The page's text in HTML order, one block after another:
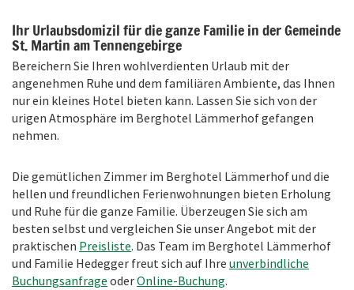
Ihr Urlaubsdomizil für die ganze Familie in der Gemeinde
St. Martin am Tennengebirge
Bereichern Sie Ihren wohlverdienten Urlaub mit der
angenehmen Ruhe und dem familiären Ambiente, das Ihnen
nur ein kleines Hotel bieten kann. Lassen Sie sich von der
urigen Atmosphäre im Berghotel Lämmerhof gefangen
nehmen.
Die gemütlichen Zimmer im Berghotel Lämmerhof und die
hellen und freundlichen Ferienwohnungen bieten Erholung
und Ruhe für die ganze Familie. Überzeugen Sie sich am
besten selbst und vergleichen Sie unser Angebot mit der
praktischen Preisliste. Das Team im Berghotel Lämmerhof
und Familie Hedegger freut sich auf Ihre unverbindliche
Buchungsanfrage oderOnline-Buchung.